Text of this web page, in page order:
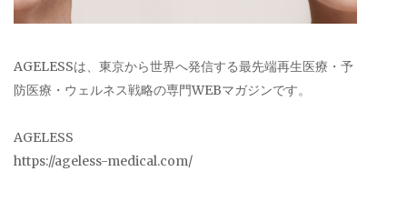
AGELESSは、東京から世界へ発信する最先端再生医療・予
防医療・ウェルネス戦略の専門WEBマガジンです。
AGELESS
https://ageless-medical.com/